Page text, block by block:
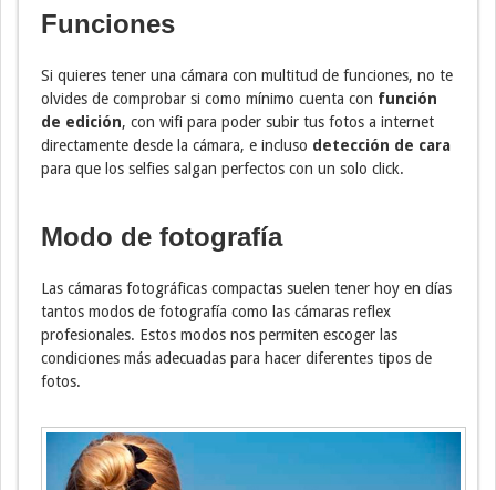
Funciones
Si quieres tener una cámara con multitud de funciones, no te
olvides de comprobar si como mínimo cuenta con función
de edición, con wifi para poder subir tus fotos a internet
directamente desde la cámara, e incluso detección de cara
para que los selfies salgan perfectos con un solo click.
Modo de fotografía
Las cámaras fotográficas compactas suelen tener hoy en días
tantos modos de fotografía como las cámaras reflex
profesionales. Estos modos nos permiten escoger las
condiciones más adecuadas para hacer diferentes tipos de
fotos.